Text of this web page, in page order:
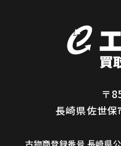
〒
長崎県佐世
古物商登録番号 長崎県